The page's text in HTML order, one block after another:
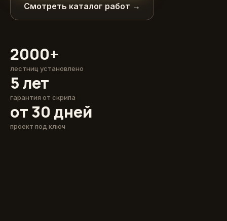
Смотреть каталог работ →
2000+
лестниц установлено
5 лет
гарантия от скрипа
от 30 дней
проект под ключ